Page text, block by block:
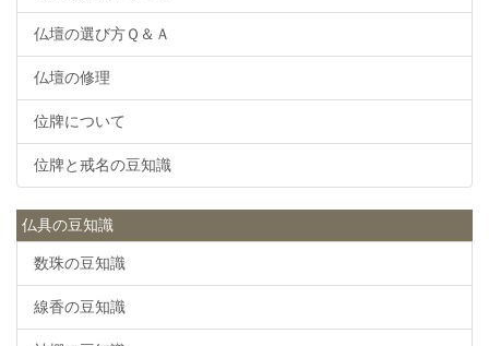
仏壇の選び方Ｑ＆Ａ
仏壇の修理
位牌について
位牌と戒名の豆知識
仏具の豆知識
数珠の豆知識
線香の豆知識